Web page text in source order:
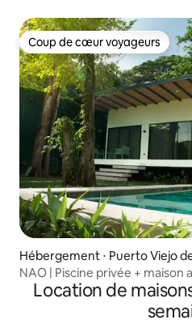
Coup de cœur voyageurs
Coup de cœur voyageurs
Hébergement ⋅ Puerto Viejo
NAO | Piscine privée + maison
Location de